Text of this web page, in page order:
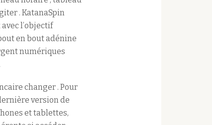
. KatanaSpin
l’objectif
en bout adénine
numériques
changer . Pour
version de
et tablettes,